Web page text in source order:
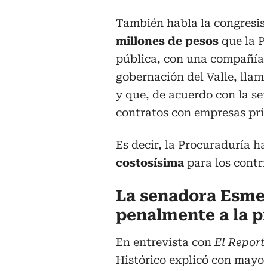
También habla la
millones de pesos que la
pública, con una
gobernación del Valle,
y que, de acuerdo con la
contratos con empresas
Es decir, la Procuraduría
costosísima para los
La senadora
penalmente a la
En entrevista conEl
Histórico explicó con